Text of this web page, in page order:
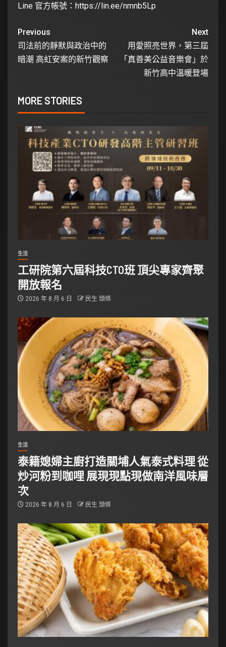
Line 官方帳號： https://lin.ee/nmnb5Lp
Previous
司法前的靜默與政治中的
暗潮 高虹安案的新竹觀察
Next
用愛照亮世界，第三屆
「真善美公益音樂會」於
新竹高中溫暖登場
MORE STORIES
生活
工研院第六屆科技CTO班 頂尖專家齊聚
開放報名
2026 年 8 月 6 日 民生 頭條
生活
泰籍媳婦主廚打造關埔人氣泰式料理 從
炒河粉到咖哩 展現現點現做南洋風味層
次
2026 年 8 月 6 日 民生 頭條